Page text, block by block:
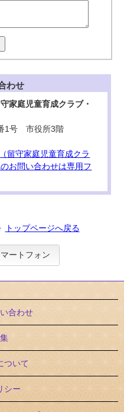
わせ
家庭児童育成クラブ・
1号 市役所3階
留守家庭児童育成クラ
お問い合わせは専用フ
トップページへ戻る
ートフォン
合わせ
ついて
シー